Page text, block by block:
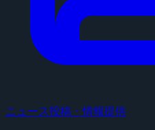
ニュース投稿・情報提供